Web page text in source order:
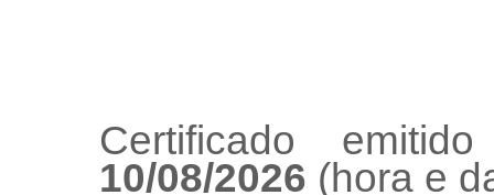
Certificado
10/08/2026 (hora e